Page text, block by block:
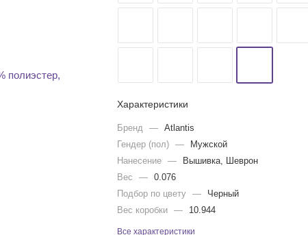
Характеристики
Бренд —
Atlantis
Гендер (пол)
—
Мужской
Нанесение
—
Вышивка, Шеврон
Вес
—
0.076
Подбор по цвету
—
Черный
Вес коробки
— 10.944
Все характеристики